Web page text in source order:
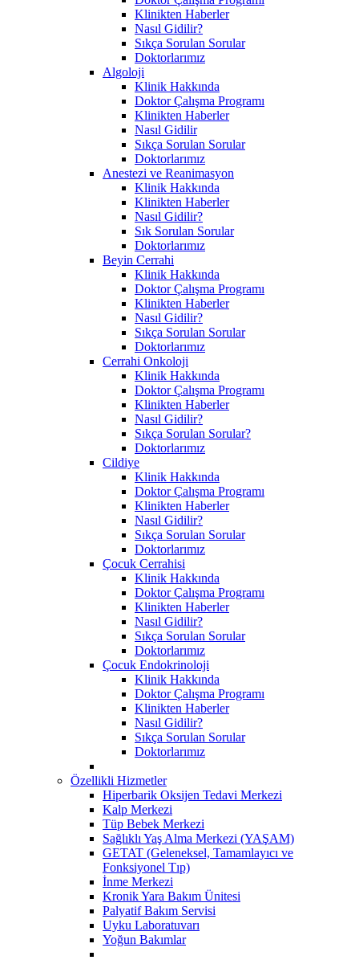
Klinikten Haberler
Nasıl Gidilir?
Sıkça Sorulan Sorular
Doktorlarımız
Algoloji
Klinik Hakkında
Doktor Çalışma Programı
Klinikten Haberler
Nasıl Gidilir
Sıkça Sorulan Sorular
Doktorlarımız
Anestezi ve Reanimasyon
Klinik Hakkında
Klinikten Haberler
Nasıl Gidilir?
Sık Sorulan Sorular
Doktorlarımız
Beyin Cerrahi
Klinik Hakkında
Doktor Çalışma Programı
Klinikten Haberler
Nasıl Gidilir?
Sıkça Sorulan Sorular
Doktorlarımız
Cerrahi Onkoloji
Klinik Hakkında
Doktor Çalışma Programı
Klinikten Haberler
Nasıl Gidilir?
Sıkça Sorulan Sorular?
Doktorlarımız
Cildiye
Klinik Hakkında
Doktor Çalışma Programı
Klinikten Haberler
Nasıl Gidilir?
Sıkça Sorulan Sorular
Doktorlarımız
Çocuk Cerrahisi
Klinik Hakkında
Doktor Çalışma Programı
Klinikten Haberler
Nasıl Gidilir?
Sıkça Sorulan Sorular
Doktorlarımız
Çocuk Endokrinoloji
Klinik Hakkında
Doktor Çalışma Programı
Klinikten Haberler
Nasıl Gidilir?
Sıkça Sorulan Sorular
Doktorlarımız
Özellikli Hizmetler
Hiperbarik Oksijen Tedavi Merkezi
Kalp Merkezi
Tüp Bebek Merkezi
Sağlıklı Yaş Alma Merkezi (YAŞAM)
GETAT (Geleneksel, Tamamlayıcı ve
Fonksiyonel Tıp)
İnme Merkezi
Kronik Yara Bakım Ünitesi
Palyatif Bakım Servisi
Uyku Laboratuvarı
Yoğun Bakımlar